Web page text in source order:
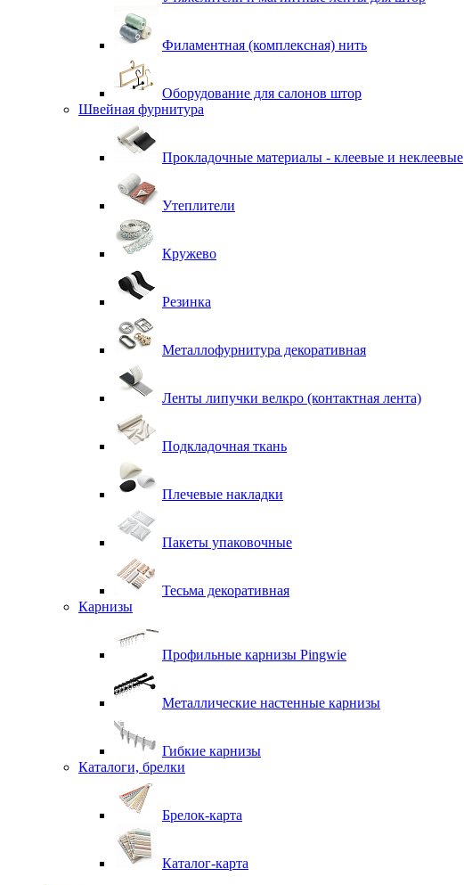
Филаментная (комплексная) нить
Оборудование для салонов штор
Швейная фурнитура
Прокладочные материалы - клеевые и неклеевые
Утеплители
Кружево
Резинка
Металлофурнитура декоративная
Ленты липучки велкро (контактная лента)
Подкладочная ткань
Плечевые накладки
Пакеты упаковочные
Тесьма декоративная
Карнизы
Профильные карнизы Pingwie
Металлические настенные карнизы
Гибкие карнизы
Каталоги, брелки
Брелок-карта
Каталог-карта